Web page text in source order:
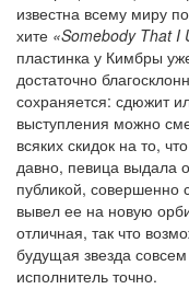
известна всему миру
хите «Somebody That I
пластинка у Кимбры
достаточно
сохраняется: сдюжит
выступления можно
всяких скидок на то,
давно, певица выдала
публикой, совершенно
вывел ее на новую
отличная, так что
будущая звезда
исполнитель точно.